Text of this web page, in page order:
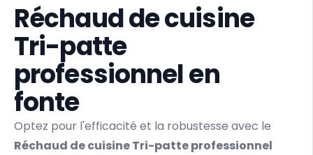
Réchaud de cuisine
Tri-patte
professionnel en
fonte
Optez pour l'efficacité et la robustesse avec le
Réchaud de cuisine Tri-patte professionnel